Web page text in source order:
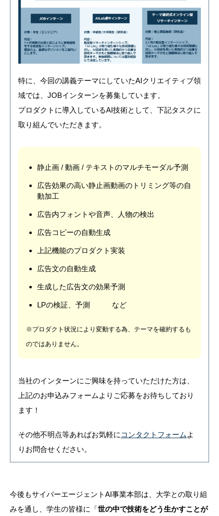
特に、今回の講義テーマにしていたAIクリエイティブ領
域では、JOBインターンを募集しています。
プロダクトに導入しているAI技術として、下記タスクに
取り組んでいただきます。
静止画 / 動画 / テキストのマルチモーダル予測
広告効果の高い静止画動画のトリミング等の自
動加工
広告内フォントや音声、人物の検出
広告コピーの自動生成
上記機能のプロダクト実装
広告文の自動生成
生成した広告文の効果予測
LPの検証、予測 など
※プロダクト状況により変動する為、テーマを確約するも
のではありません。
当社のインターンにご興味を持っていただけた方は、
上記のお申込みフォームよりご応募をお待ちしており
ます！
その他不明点等あればお気軽に コンタクトフォーム よ
りお問合せください。
今後もサイバーエージェントAI事業本部は、大学との取り組
みを通し、学生の皆様に「世の中で技術をどう生かすことが